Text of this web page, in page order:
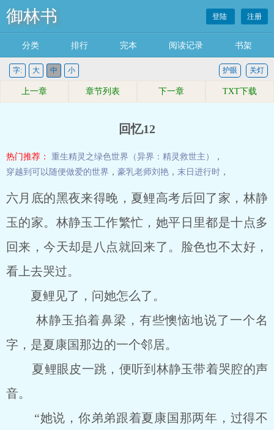
御林书 登陆 注册
分类 排行 完本 阅读记录 书架
字: 大 中 小 关灯
护眼
上一章 章节列表 下一章 TXT下载
回忆12
热门推荐： 重生精灵之绿色世界（异界：精灵救世主）
，
穿越到可以随便做爱的世界 ， 豪乳老师刘艳 ， 末日进行时 ，
六月底的黑夜来得晚，夏鲤高考后回了家，林静
玉的家。林静玉工作繁忙，她平日里都是十点多
回来，今天却是八点就回来了。脸色也不太好，
看上去哭过。
夏鲤见了，问她怎么了。
林静玉掐着鼻梁，有些懊恼地说了一个名
字，是夏康国那边的一个邻居。
夏鲤眼皮一跳，便听到林静玉带着哭腔的声
音。
“她说，你弟弟跟着夏康国那两年，过得不